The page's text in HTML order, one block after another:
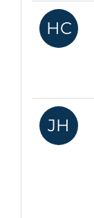
HC
JH